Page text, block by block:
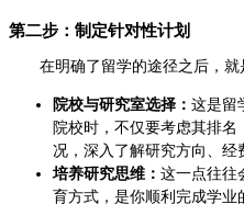
第二步：制定针对性计划
在明确了留学的途径之后，就
院校与研究室选择： 这是留
院校时，不仅要考虑其排
况，深入了解研究方向、经
培养研究思维： 这一点往往
育方式，是你顺利完成学